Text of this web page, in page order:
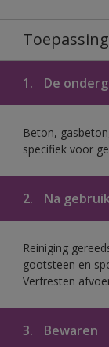
1. De
Beton,
specifiek voor
2. Na
Reiniging
gootsteen en
Verfresten
3. Bewaren